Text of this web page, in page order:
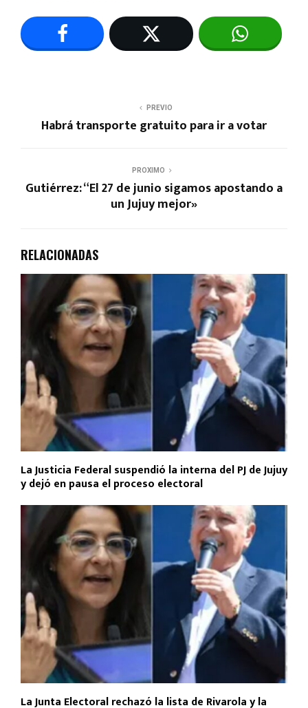
PREVIO
Habrá transporte gratuito para ir a votar
PROXIMO
Gutiérrez: “El 27 de junio sigamos apostando a
un Jujuy mejor»
RELACIONADAS
La Justicia Federal suspendió la interna del PJ de Jujuy
y dejó en pausa el proceso electoral
La Junta Electoral rechazó la lista de Rivarola y la